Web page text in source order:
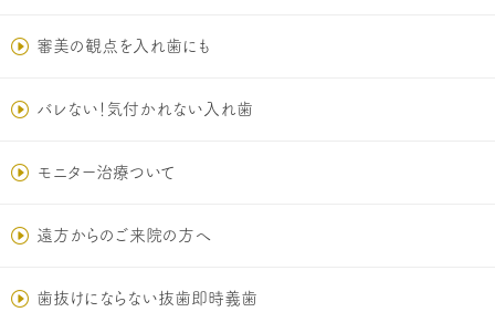
審美の観点を入れ歯にも
バレない！気付かれない入れ歯
モニター治療ついて
遠方からのご来院の方へ
歯抜けにならない抜歯即時義歯